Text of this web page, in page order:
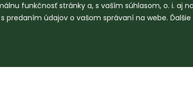
funkčnosť stránky a, s vaším súhlasom, o. i. aj
predaním údajov o vašom správaní na webe.